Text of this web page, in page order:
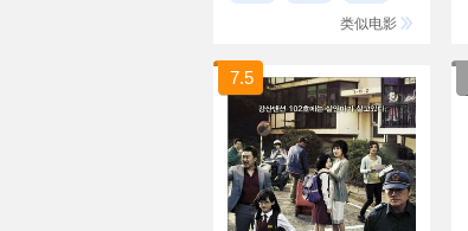
类似电影
7.5